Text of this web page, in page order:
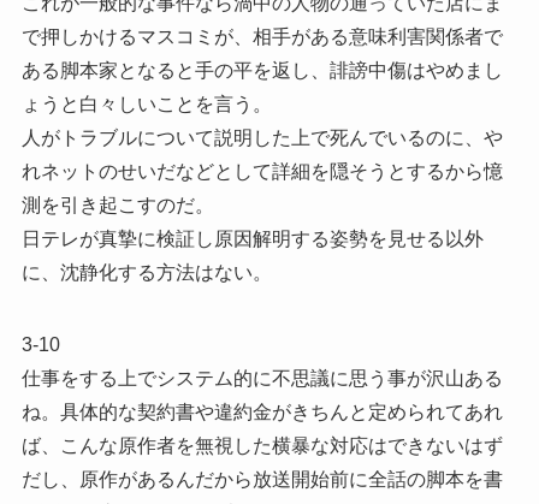
で押しかけるマスコミが、相手がある意味利害関係者で
ある脚本家となると手の平を返し、誹謗中傷はやめまし
ょうと白々しいことを言う。
人がトラブルについて説明した上で死んでいるのに、や
れネットのせいだなどとして詳細を隠そうとするから憶
測を引き起こすのだ。
日テレが真摯に検証し原因解明する姿勢を見せる以外
に、沈静化する方法はない。
3-10
仕事をする上でシステム的に不思議に思う事が沢山ある
ね。具体的な契約書や違約金がきちんと定められてあれ
ば、こんな原作者を無視した横暴な対応はできないはず
だし、原作があるんだから放送開始前に全話の脚本を書